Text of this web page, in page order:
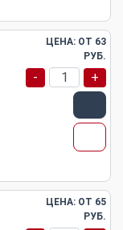
ЦЕНА: ОТ 63
РУБ.
- +
ЦЕНА: ОТ 65
РУБ.